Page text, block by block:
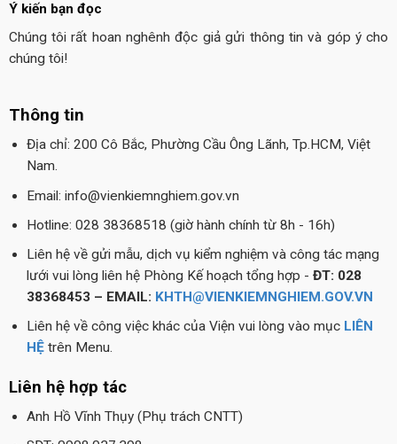
Ý kiến bạn đọc
Chúng tôi rất hoan nghênh độc giả gửi thông tin và góp ý cho
chúng tôi!
Thông tin
Địa chỉ: 200 Cô Bắc, Phường Cầu Ông Lãnh, Tp.HCM, Việt
Nam.
Email: info@vienkiemnghiem.gov.vn
Hotline: 028 38368518 (giờ hành chính từ 8h - 16h)
Liên hệ về gửi mẫu, dịch vụ kiểm nghiệm và công tác mạng
lưới vui lòng liên hệ Phòng Kế hoạch tổng hợp - ĐT: 028
38368453 – EMAIL: KHTH@VIENKIEMNGHIEM.GOV.VN
Liên hệ về công việc khác của Viện vui lòng vào mục LIÊN
HỆtrên Menu.
Liên hệ hợp tác
Anh Hồ Vĩnh Thụy (Phụ trách CNTT)